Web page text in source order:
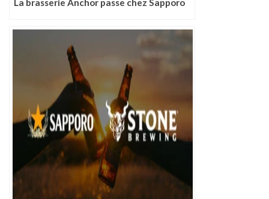
La brasserie Anchor passe chez Sapporo